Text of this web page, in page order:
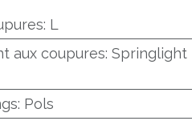
: L
aux coupures: Springlight
: Pols